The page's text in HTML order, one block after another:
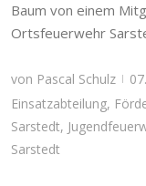
Baum von einem
Ortsfeuerwehr
von Pascal Schulz |
Einsatzabteilung,
Sarstedt,
Sarstedt